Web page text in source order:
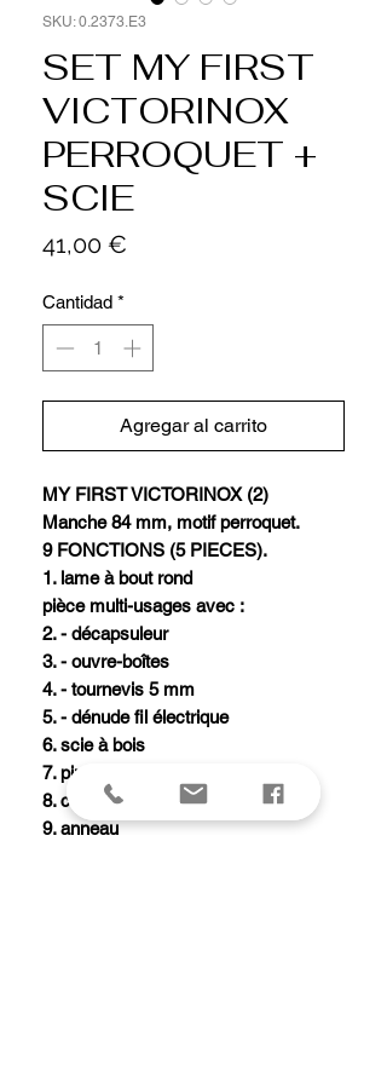
SKU: 0.2373.E3
SET MY FIRST
VICTORINOX
PERROQUET +
SCIE
41,00 €
Cantidad *
Agregar al carrito
MY FIRST VICTORINOX (2)
Manche 84 mm, motif perroquet.
9 FONCTIONS (5 PIECES).
1. lame à bout rond
pièce multi-usages avec :
2. - décapsuleur
3. - ouvre-boîtes
4. - tournevis 5 mm
5. - dénude fil électrique
6. scie à bois
7. pincettes
8. cure-dents
9. anneau